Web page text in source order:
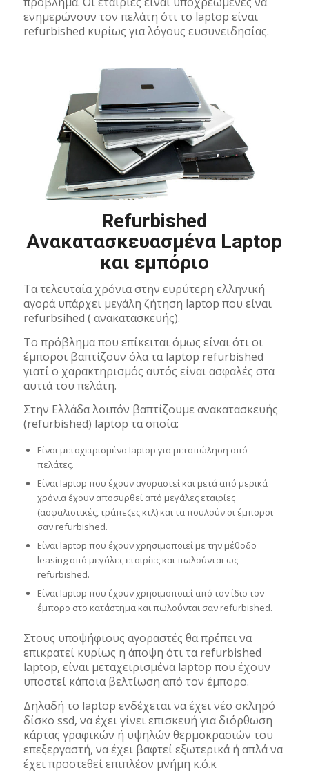
ενημερώνουν τον πελάτη ότι το laptop είναι
refurbished κυρίως για λόγους ευσυνειδησίας.
Refurbished
Ανακατασκευασμένα Laptop
και εμπόριο
Τα τελευταία χρόνια στην ευρύτερη ελληνική
αγορά υπάρχει μεγάλη ζήτηση laptop που είναι
refurbsihed ( ανακατασκευής).
Το πρόβλημα που επίκειται όμως είναι ότι οι
έμποροι βαπτίζουν όλα τα laptop refurbished
γιατί ο χαρακτηρισμός αυτός είναι ασφαλές στα
αυτιά του πελάτη.
Στην Ελλάδα λοιπόν βαπτίζουμε ανακατασκευής
(refurbished) laptop τα οποία:
Είναι μεταχειρισμένα laptop για μεταπώληση από
πελάτες.
Είναι laptop που έχουν αγοραστεί και μετά από μερικά
χρόνια έχουν αποσυρθεί από μεγάλες εταιρίες
(ασφαλιστικές, τράπεζες κτλ) και τα πουλούν οι έμποροι
σαν refurbished.
Είναι laptop που έχουν χρησιμοποιεί με την μέθοδο
leasing από μεγάλες εταιρίες και πωλούνται ως
refurbished.
Eίναι laptop που έχουν χρησιμοποιεί από τον ίδιο τον
έμπορο στο κατάστημα και πωλούνται σαν refurbished.
Στους υποψήφιους αγοραστές θα πρέπει να
επικρατεί κυρίως η άποψη ότι τα refurbished
laptop, είναι μεταχειρισμένα laptop που έχουν
υποστεί κάποια βελτίωση από τον έμπορο.
Δηλαδή το laptop ενδέχεται να έχει νέο σκληρό
δίσκο ssd, να έχει γίνει επισκευή για διόρθωση
κάρτας γραφικών ή υψηλών θερμοκρασιών του
επεξεργαστή, να έχει βαφτεί εξωτερικά ή απλά να
έχει προστεθεί επιπλέον μνήμη κ.ό.κ